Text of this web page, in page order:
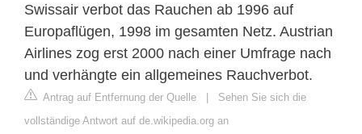
Swissair verbot das Rauchen ab 1996 auf
Europaflügen, 1998 im gesamten Netz. Austrian
Airlines zog erst 2000 nach einer Umfrage nach
und verhängte ein allgemeines Rauchverbot.
Antrag auf Entfernung der Quelle | Sehen Sie sich die
vollständige Antwort auf de.wikipedia.org an